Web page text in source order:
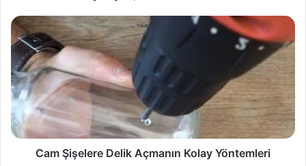
Cam Şişelere Delik Açmanın Kolay Yöntemleri